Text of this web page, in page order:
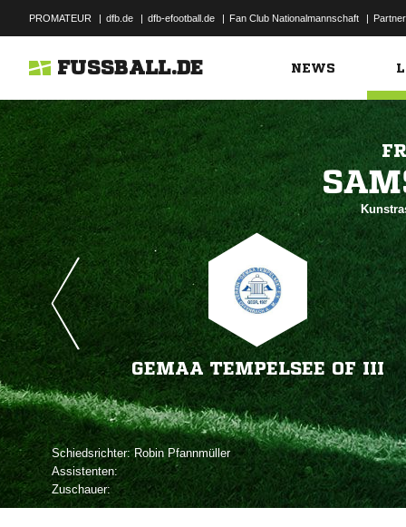
PROMATEUR | dfb.de | dfb-efootball.de | Fan Club Nationalmannschaft | Partner
FUSSBALL.DE NEWS
GEMAA TEMPELSEE OF III
Schiedsrichter: 
Assistenten:
Zuschauer: